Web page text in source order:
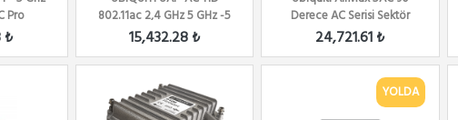
Pro
MiMo
₺
802.11ac 2,4 GHz 5 GHz -5
PACK - POE SIZ
15,432.28 ₺
Derece AC Serisi Sektör
Anten -3 X30 DERECE
24,721.61 ₺
YOLDA